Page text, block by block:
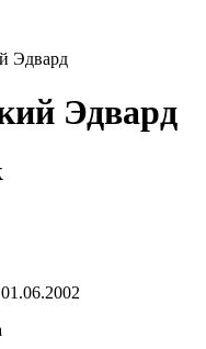
Эдвард
Эдвард
01.06.2002